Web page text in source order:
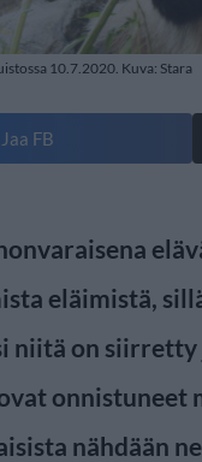
10.7.2020. Kuva: Stara
Jaa FB
eläimistä,
niitä on
onnistuneet
nähdään